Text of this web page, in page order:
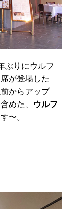
ぶりにウルフ
が登場した
からアップ
めた、
ウルフ
〜。